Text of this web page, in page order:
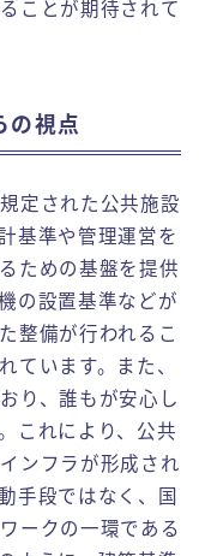
ことが期待されて
の視点
定された公共施設
基準や管理運営を
ための基盤を提供
の設置基準などが
整備が行われるこ
ています。また、
り、誰もが安心し
これにより、公共
ンフラが形成され
手段ではなく、国
ークの一環である